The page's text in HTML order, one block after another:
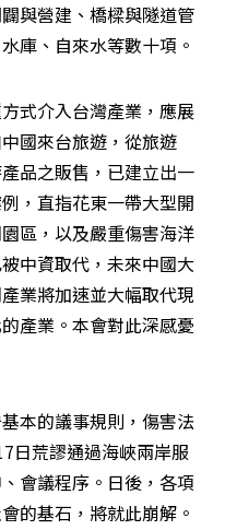
與營建、橋樑與隧道管
庫、自來水等數十項。
式介入台灣產業，應展
國來台旅遊，從旅遊
品之販售，已建立出一
，直指花東一帶大型開
區，以及嚴重傷害海洋
中資取代，未來中國大
業將加速並大幅取代現
產業。本會對此深感憂
本的議事規則，傷害法
日荒謬通過海峽兩岸服
會議程序。日後，各項
的基石，將就此崩解。